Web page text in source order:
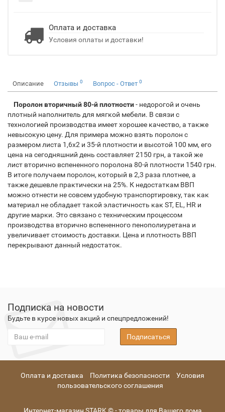
Оплата и доставка
Условия оплаты и доставки!
Описание Отзывы 0 Вопрос - Ответ 0
Поролон вторичный 80-й плотности- недорогой и очень
плотный наполнитель для мягкой мебели. В связи с
технологией производства имеет хорошее качество, а также
невысокую цену. Для примера можно взять поролон с
размером листа 1,6х2 и 35-й плотности и высотой 100 мм, его
цена на сегодняшний день составляет 2150 грн, а такой же
лист вторично вспененного поролона 80-й плотности 1540 грн.
В итоге получаем поролон, который в 2,3 раза плотнее, а
также дешевле практически на 25%. К недостаткам ВВП
можно отнести не совсем удобную транспортировку, так как
материал не обладает такой эластичность как ST, EL, HR и
другие марки. Это связано с техническим процессом
производства вторично вспененного пенополиуретана и
увеличивает стоимость доставки. Цена и плотность ВВП
перекрывают данный недостаток.
Подписка на новости
Будьте в курсе новых акций и спецпредложений!
Подписаться
Оплата и доставка Политика безопасности
Условия
пользовательского соглашения